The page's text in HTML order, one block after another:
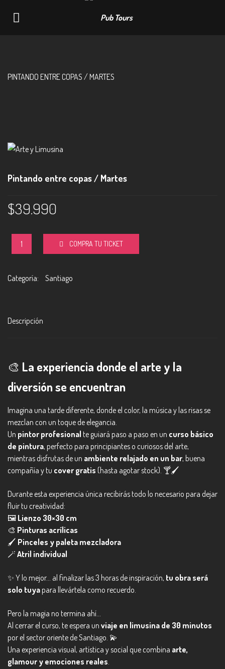
Navigation
PINTANDO ENTRE COPAS / MARTES
Pintando entre copas / Martes
$39.990
Pintando
copas
Martes
COMPRA TU TICKET
Categoría: Santiago
Descripción
🎨 La experiencia donde el arte y la
diversión se encuentran
Imagina una tarde diferente, donde el color, la música y las risas se
mezclan con un toque de elegancia.
Un pintor profesional te guiará paso a paso en un curso básico
de pintura, perfecto para principiantes o curiosos del arte,
mientras disfrutas de un ambiente relajado en un bar, buena
compañía y tu cover gratis (hasta agotar stock). 🍸🖌️
Durante esta experiencia única recibirás todo lo necesario para dejar
fluir tu creatividad:
🖼️ Lienzo 30×30 cm
🎨 Pinturas acrílicas
🖌️ Pinceles y paleta mezcladora
🪄 Atril individual
✨ Y lo mejor… al finalizar las 3 horas de inspiración, tu obra será
solo tuya para llevártela como recuerdo.
Pero la magia no termina ahí…
Al cerrar el curso, te espera un viaje en limusina de 30 minutos
por el sector oriente de Santiago. 💫
Una experiencia visual, artística y social que combina arte,
glamour y emociones reales